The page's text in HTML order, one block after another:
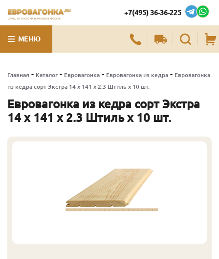
ЛУЧШИЕ ПИЛОМАТЕРИАЛЫ В МОСКВЕ
+7(495) 36-36-225
МЕНЮ
Главная - Каталог - Евровагонка - Евровагонка из кедра - Евровагонка
из кедра сорт Экстра 14 x 141 x 2.3 Штиль x 10 шт.
Евровагонка из кедра сорт Экстра
14 x 141 x 2.3 Штиль x 10 шт.